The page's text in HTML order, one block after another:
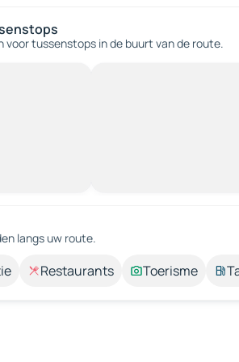
voor tussenstops in de buurt van de route.
langs uw route.
Restaurants Toerisme